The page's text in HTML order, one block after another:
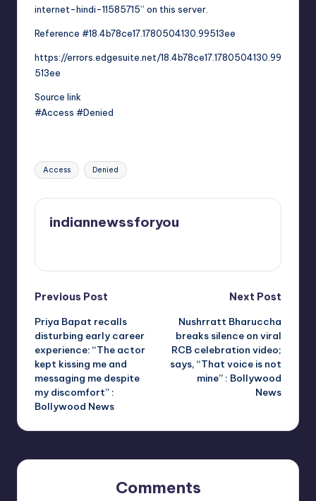
internet-hindi-11585715” on this server.
Reference #18.4b78ce17.1780504130.99513ee
https://errors.edgesuite.net/18.4b78ce17.1780504130.99
513ee
Source link
#Access #Denied
Tags:
Access Denied
indiannewssforyou
Post
navigation
Previous Post
Priya Bapat recalls
disturbing early career
experience: “The actor
kept kissing me and
messaging me despite
my discomfort” :
Bollywood News
Next Post
Nushrratt Bharuccha
breaks silence on viral
RCB celebration video;
says, “That voice is not
mine” : Bollywood
News
Comments